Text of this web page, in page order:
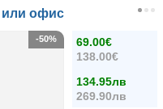
или офис
69.00€
138.00€
134.95лв
269.90лв
-50%